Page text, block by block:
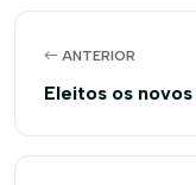
ANTERIOR
Eleitos os